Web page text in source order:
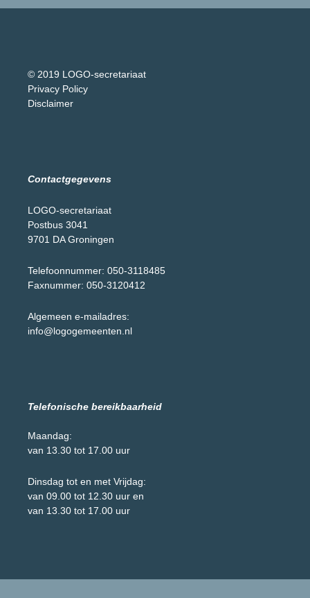
© 2019 LOGO-secretariaat
Privacy Policy
Disclaimer
Contactgegevens
LOGO-secretariaat
Postbus 3041
9701 DA Groningen
Telefoonnummer: 050-3118485
Faxnummer: 050-3120412
Algemeen e-mailadres:
info@logogemeenten.nl
Telefonische bereikbaarheid
Maandag:
van 13.30 tot 17.00 uur
Dinsdag tot en met Vrijdag:
van 09.00 tot 12.30 uur en
van 13.30 tot 17.00 uur